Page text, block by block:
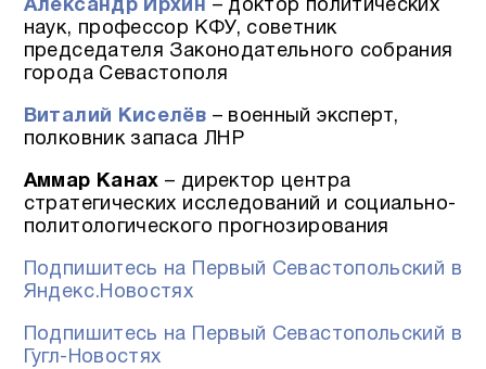
Александр Ирхин – доктор политических
наук, профессор КФУ, советник
председателя Законодательного собрания
города Севастополя
Виталий Киселёв – военный эксперт,
полковник запаса ЛНР
Аммар Канах – директор центра
стратегических исследований и социально-
политологического прогнозирования
Подпишитесь на Первый Севастопольский в
Яндекс.Новостях
Подпишитесь на Первый Севастопольский в
Гугл-Новостях